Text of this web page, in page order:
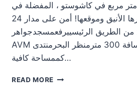
على مساحة 6500 متر مربع في كاشوستو ، المفضلة في
طرابزون ، بمظهرها الأنيق وموقعها! أمن على مدار 24
ساعة300 م 2 من الطريق الرئيسييرفعمسجدجواهر
AVM مسافة 300 مترمنظر البحرمنتدى AVM على بعد 7
كممساحة كافية…
READ MORE شقق